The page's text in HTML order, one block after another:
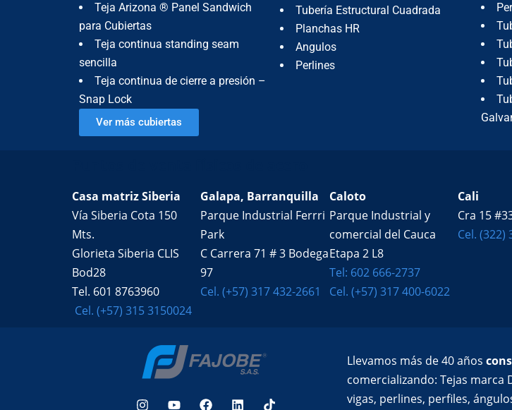
Teja Arizona ® Panel Sandwich
para Cubiertas
Teja continua standing seam
sencilla
Teja continua de cierre a presión –
Snap Lock
Ver más cubiertas
Tubería Estructural Cuadrada
Planchas HR
Angulos
Perlines
Casa matriz Siberia
Vía Siberia Cota 150
Mts.
Glorieta Siberia CLIS
Bod28
Tel. 601 8763960
Cel. (+57) 315 3150024
Galapa, Barranquilla
Parque Industrial Ferrri
Park
C Carrera 71 # 3 Bodega
97
Cel. (+57) 317 432-2661
Caloto
Parque Industrial y
comercial del Cauca
Etapa 2 L8
Tel: 602 666-2737
Cel. (+57) 317 400-6022
Cali
Cra 15
Cel. (322)
Llevamos más de 40 años
comercializando: Tejas marca
vigas, perlines, perfiles,